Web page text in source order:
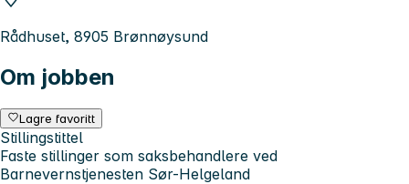
Rådhuset, 8905 Brønnøysund
Om jobben
Lagre favoritt
Stillingstittel
Faste stillinger som saksbehandlere ved
Barnevernstjenesten Sør-Helgeland